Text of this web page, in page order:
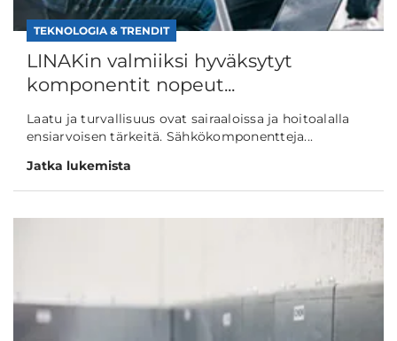
TEKNOLOGIA & TRENDIT
LINAKin valmiiksi hyväksytyt
komponentit nopeut...
Laatu ja turvallisuus ovat sairaaloissa ja hoitoalalla
ensiarvoisen tärkeitä. Sähkökomponentteja...
Jatka lukemista